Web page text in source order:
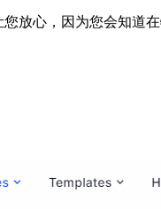
放心，因为您会知道